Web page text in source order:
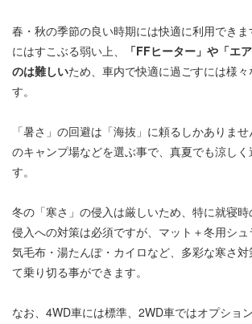
春・秋の季節の良い時期には快適に利用でき
にはすこぶる弱い上、
「FFヒーター」や「エ
のは難しいため、車内で快適に過ごすには様
す。
「暑さ」の回避は「海抜」に頼るしかありま
のキャンプ場などを選ぶ事で、真夏でも涼しく
す。
冬の「寒さ」の侵入は厳しいため、特に就寝
侵入への対策は必須ですが、マット＋冬用シ
気毛布・湯たんぽ・カイロなど、多彩な寒さ
て乗り切る事ができます。
なお、4WD車には標準、2WD車ではオプショ